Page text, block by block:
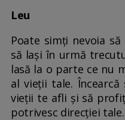
Leu
Poate simți nevoia
să lași în urmă
lasă la o parte ce nu
al vieții tale.
vieții te afli și să
potrivesc direcției tale.